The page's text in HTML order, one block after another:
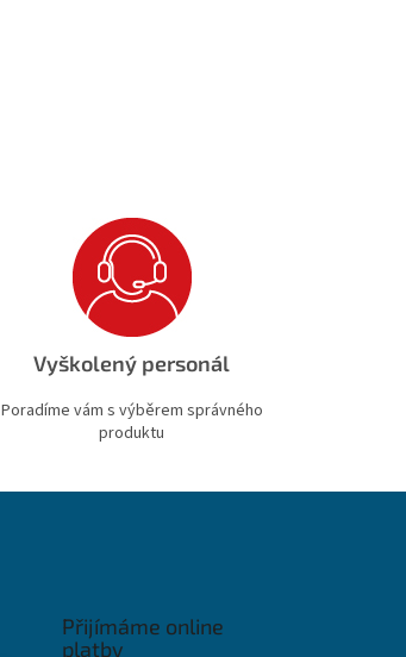
Vyškolený personál
Poradíme vám s výběrem správného
produktu
Přijímáme online
platby